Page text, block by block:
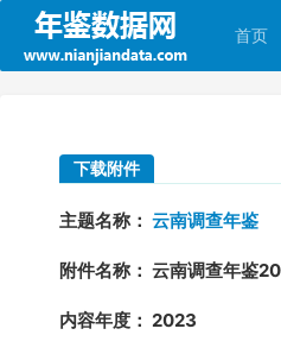
首页
下载附件
主题名称： 云南调查年鉴
附件名称： 云南调查年鉴
内容年度： 2023